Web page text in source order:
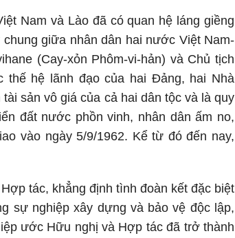
Nam và Lào đã có quan hệ láng giềng
giữa nhân dân hai nước Việt Nam-
(Cay-xỏn Phôm-vi-hản) và Chủ tịch
thế hệ lãnh đạo của hai Đảng, hai Nhà
sản vô giá của cả hai dân tộc và là quy
đất nước phồn vinh, nhân dân ấm no,
vào ngày 5/9/1962. Kể từ đó đến nay,
tác, khẳng định tình đoàn kết đặc biệt
sự nghiệp xây dựng và bảo vệ độc lập,
ước Hữu nghị và Hợp tác đã trở thành